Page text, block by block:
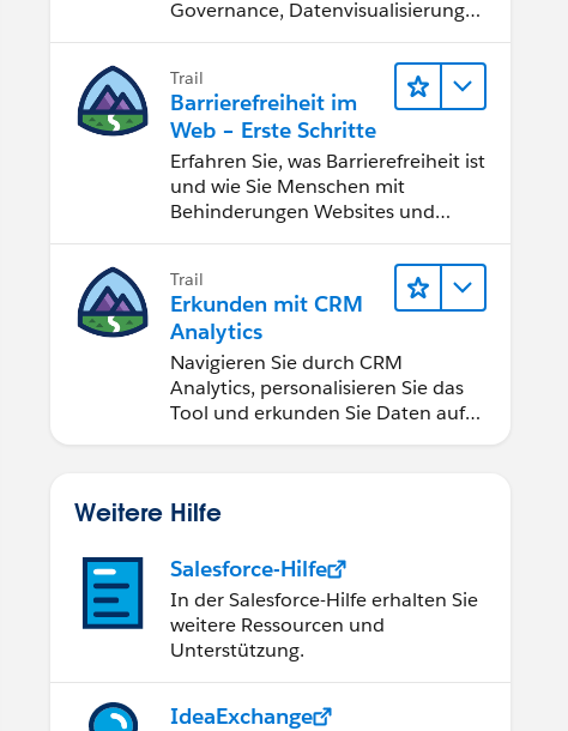
Governance, Datenvisualisierungs-
Zusammenarbeit bessere
Geschäftsergebnisse zu erzielen.
Trail
Barrierefreiheit im
Web – Erste Schritte
Erfahren Sie, was Barrierefreiheit ist
und wie Sie Menschen mit
Behinderungen Websites und
Trail
Erkunden mit CRM
Analytics
Navigieren Sie durch CRM
Analytics, personalisieren Sie das
Tool und erkunden Sie Daten auf
Weitere Hilfe
Salesforce-Hilfe
In der Salesforce-Hilfe erhalten Sie
weitere Ressourcen und
Unterstützung.
IdeaExchange